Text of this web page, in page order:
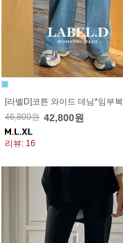
[라벨D]코튼 와이드 데님*임부복
46,800원 42,800원
리뷰: 16